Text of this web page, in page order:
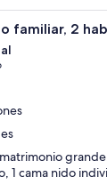
con microondas
familiar, 2
1 cama nido